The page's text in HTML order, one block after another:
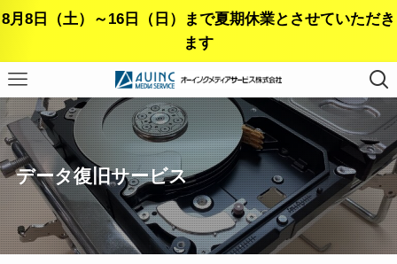
8月8日（土）～16日（日）まで夏期休業とさせていただき
ます
データ復旧サービス